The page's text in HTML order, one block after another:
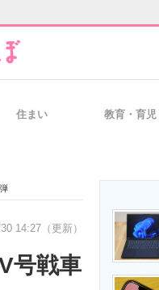
経営リーダーのコミュニティ
住まい 教育・育児
14:27（更新）
号戦車